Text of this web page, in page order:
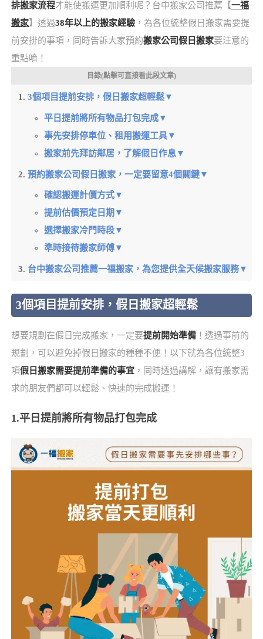
排搬家流程才能使搬運更加順利呢？台中搬家公司推薦【一福
搬家】透過38年以上的搬家經驗，為各位統整假日搬家需要提
前安排的事項，同時告訴大家預約搬家公司假日搬家要注意的
重點唷！
目錄(點擊可直接看此段文章)
3個項目提前安排，假日搬家超輕鬆▼
平日提前將所有物品打包完成▼
事先安排停車位、租用搬運工具▼
搬家前先拜訪鄰居，了解假日作息▼
預約搬家公司假日搬家，一定要留意4個關鍵▼
確認搬運計價方式▼
提前估價預定日期▼
選擇搬家冷門時段▼
準時接待搬家師傅▼
台中搬家公司推薦一福搬家，為您提供全天候搬家服務▼
3個項目提前安排，假日搬家超輕鬆
想要規劃在假日完成搬家，一定要提前開始準備！透過事前的
規劃，可以避免掉假日搬家的種種不便！以下就為各位統整3
項假日搬家需要提前準備的事宜，同時透過講解，讓有搬家需
求的朋友們都可以輕鬆、快速的完成搬運！
1.平日提前將所有物品打包完成